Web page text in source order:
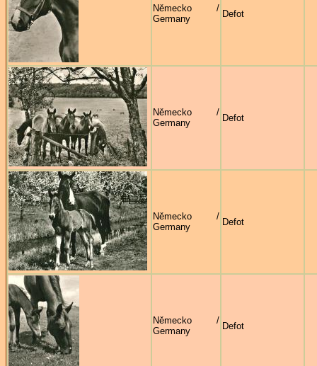
Německo /
Germany
Defot
Německo /
Germany
Defot
Německo /
Germany
Defot
Německo /
Germany
Defot